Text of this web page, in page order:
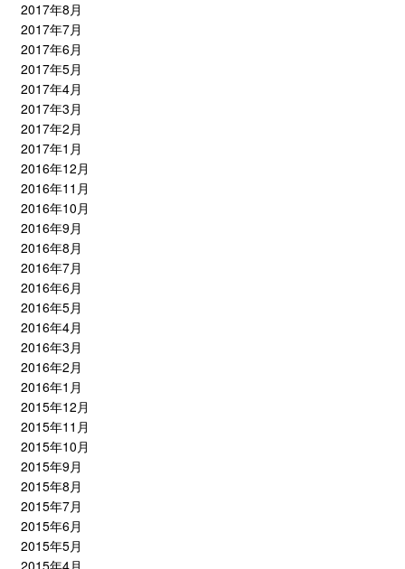
2017年8月
2017年7月
2017年6月
2017年5月
2017年4月
2017年3月
2017年2月
2017年1月
2016年12月
2016年11月
2016年10月
2016年9月
2016年8月
2016年7月
2016年6月
2016年5月
2016年4月
2016年3月
2016年2月
2016年1月
2015年12月
2015年11月
2015年10月
2015年9月
2015年8月
2015年7月
2015年6月
2015年5月